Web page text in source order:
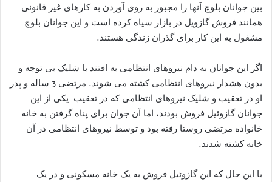
بین جوانان بلوچ آنها را مجبور به روی آوردن به کارهای غیر قانونی
همانند فروش گازویل در بازار سیاه کرده است و این جوانان بلوچ
مشغول به این کار برای گذران زندگی هستند.
اگر این جوانان به دام نیروهای انتظامی به افتند با شلیک بی توجه و
بدون هشدار نیروهای انتظامی کشته می شوند. مرتضی 3 ساله و پدر
او در تعقیب و شلیک نیروهای انتظامی که در تعقیب یکی از این
جوانان گازوئیل فروش بودند، اما آن جوان برای پناه گرفتن به خانه
خانواده مرتضی روستا رفته بود و توسط نیروهای انتظامی در آن
خانه کشته شدند.
با این حال که این گازوئیل فروش به یک خانه مسکونی و در یک